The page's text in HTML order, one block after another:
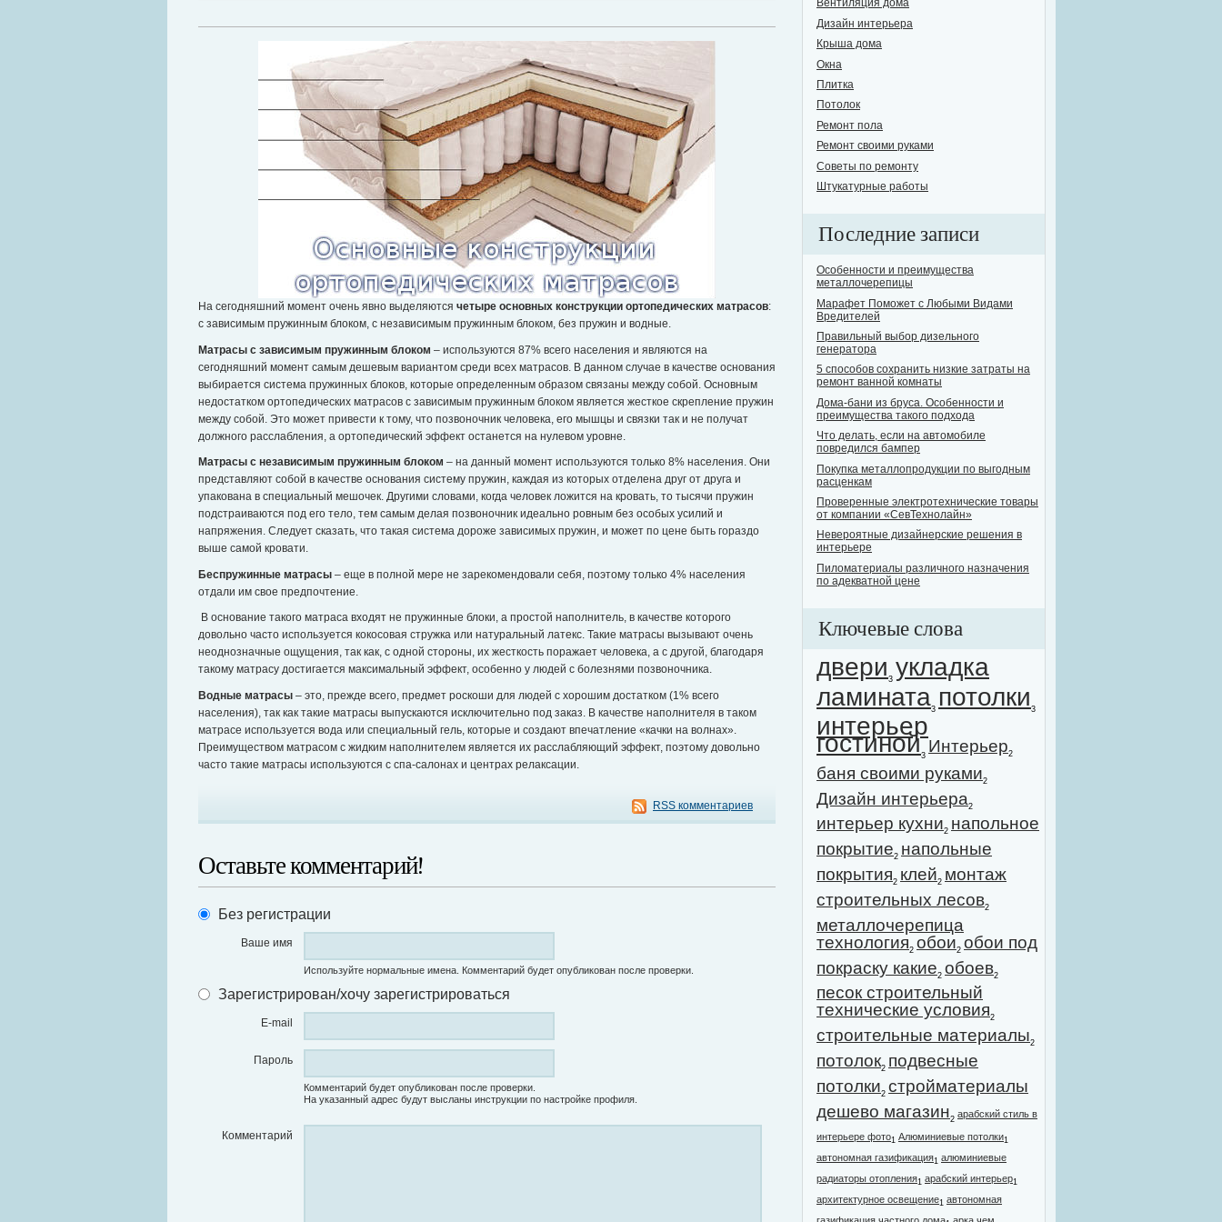
На сегодняшний момент очень явно выделяются четыре основных конструкции ортопедических матрасов:
с зависимым пружинным блоком, с независимым пружинным блоком, без пружин и водные.
Матрасы с зависимым пружинным блоком – используются 87% всего населения и являются на
сегодняшний момент самым дешевым вариантом среди всех матрасов. В данном случае в качестве основания
выбирается система пружинных блоков, которые определенным образом связаны между собой. Основным
недостатком ортопедических матрасов с зависимым пружинным блоком является жесткое скрепление пружин
между собой. Это может привести к тому, что позвоночник человека, его мышцы и связки так и не получат
должного расслабления, а ортопедический эффект останется на нулевом уровне.
Матрасы с независимым пружинным блоком – на данный момент используются только 8% населения. Они
представляют собой в качестве основания систему пружин, каждая из которых отделена друг от друга и
упакована в специальный мешочек. Другими словами, когда человек ложится на кровать, то тысячи пружин
подстраиваются под его тело, тем самым делая позвоночник идеально ровным без особых усилий и
напряжения. Следует сказать, что такая система дороже зависимых пружин, и может по цене быть гораздо
выше самой кровати.
Беспружинные матрасы – еще в полной мере не зарекомендовали себя, поэтому только 4% населения
отдали им свое предпочтение.
В основание такого матраса входят не пружинные блоки, а простой наполнитель, в качестве которого
довольно часто используется кокосовая стружка или натуральный латекс. Такие матрасы вызывают очень
неоднозначные ощущения, так как, с одной стороны, их жесткость поражает человека, а с другой, благодаря
такому матрасу достигается максимальный эффект, особенно у людей с болезнями позвоночника.
Водные матрасы – это, прежде всего, предмет роскоши для людей с хорошим достатком (1% всего
населения), так как такие матрасы выпускаются исключительно под заказ. В качестве наполнителя в таком
матрасе используется вода или специальный гель, которые и создают впечатление «качки на волнах».
Преимуществом матрасом с жидким наполнителем является их расслабляющий эффект, поэтому довольно
часто такие матрасы используются с спа-салонах и центрах релаксации.
RSS комментариев
Оставьте комментарий!
Без регистрации
Ваше имя
Используйте нормальные имена. Комментарий будет опубликован после проверки.
Зарегистрирован/хочу зарегистрироваться
E-mail
Пароль
Комментарий будет опубликован после проверки.
На указанный адрес будут высланы инструкции по настройке профиля.
Комментарий
Вентиляция дома
Дизайн интерьера
Крыша дома
Окна
Плитка
Потолок
Ремонт пола
Ремонт своими руками
Советы по ремонту
Штукатурные работы
Последние записи
Особенности и преимущества
металлочерепицы
Марафет Поможет с Любыми Видами
Вредителей
Правильный выбор дизельного
генератора
5 способов сохранить низкие затраты на
ремонт ванной комнаты
Дома-бани из бруса. Особенности и
преимущества такого подхода
Что делать, если на автомобиле
повредился бампер
Покупка металлопродукции по выгодным
расценкам
Проверенные электротехнические товары
от компании «СевТехнолайн»
Невероятные дизайнерские решения в
интерьере
Пиломатериалы различного назначения
по адекватной цене
Ключевые слова
двери 3 укладка
ламината3 потолки 3
интерьер
гостиной3 Интерьер2
баня своими руками2
Дизайн интерьера2
интерьер кухни2 напольное
покрытие2 напольные
покрытия2 клей2 монтаж
строительных лесов2
металлочерепица
технология2 обои2 обои под
покраску какие2 обоев2
песок строительный
технические условия2
строительные материалы2
потолок2 подвесные
потолки2 стройматериалы
дешево магазин2 арабский стиль в
интерьере фото1 Алюминиевые потолки1
автономная газификация1 алюминиевые
радиаторы отопления1 арабский интерьер1
архитектурное освещение1 автономная